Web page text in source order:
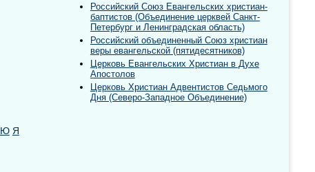
Российский Союз Евангельских христиан-
баптистов (Объединение церквей Санкт-
Петербург и Ленинградская область)
Российский объединенный Союз христиан
веры евангельской (пятидесятников)
Церковь Евангельских Христиан в Духе
Апостолов
Церковь Христиан Адвентистов Седьмого
Дня (Северо-Западное Объединение)
Ю Я